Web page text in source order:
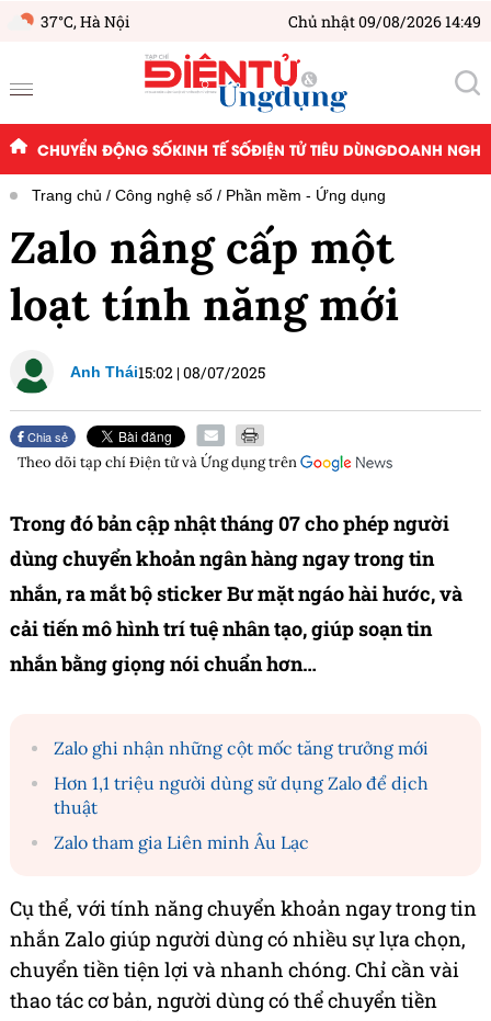
37°C,Hà Nội Chủ nhật 09/08/2026 14:49
CHUYỂN ĐỘNG SỐKINH TẾ SỐĐIỆN TỬ TIÊU DÙNGDOANH
Trang chủ Công nghệ số Phần mềm - Ứng dụng
Zalo nâng cấp một
loạt tính năng mới
Anh Thái15:02 |08/07/2025
Chia sẻ
Theo dõi tạp chíĐiện tử và Ứng dụngtrên
Trong đó bản cập nhật tháng 07 cho phép người
dùng chuyển khoản ngân hàng ngay trong tin
nhắn, ra mắt bộ sticker Bư mặt ngáo hài hước, và
cải tiến mô hình trí tuệ nhân tạo, giúp soạn tin
nhắn bằng giọng nói chuẩn hơn…
Zalo ghi nhận những cột mốc tăng trưởng mới
Hơn 1,1 triệu người dùng sử dụng Zalo để dịch
thuật
Zalo tham gia Liên minh Âu Lạc
Cụ thể, với tính năng chuyển khoản ngay trong tin
nhắn Zalo giúp người dùng có nhiều sự lựa chọn,
chuyển tiền tiện lợi và nhanh chóng. Chỉ cần vài
thao tác cơ bản, người dùng có thể chuyển tiền